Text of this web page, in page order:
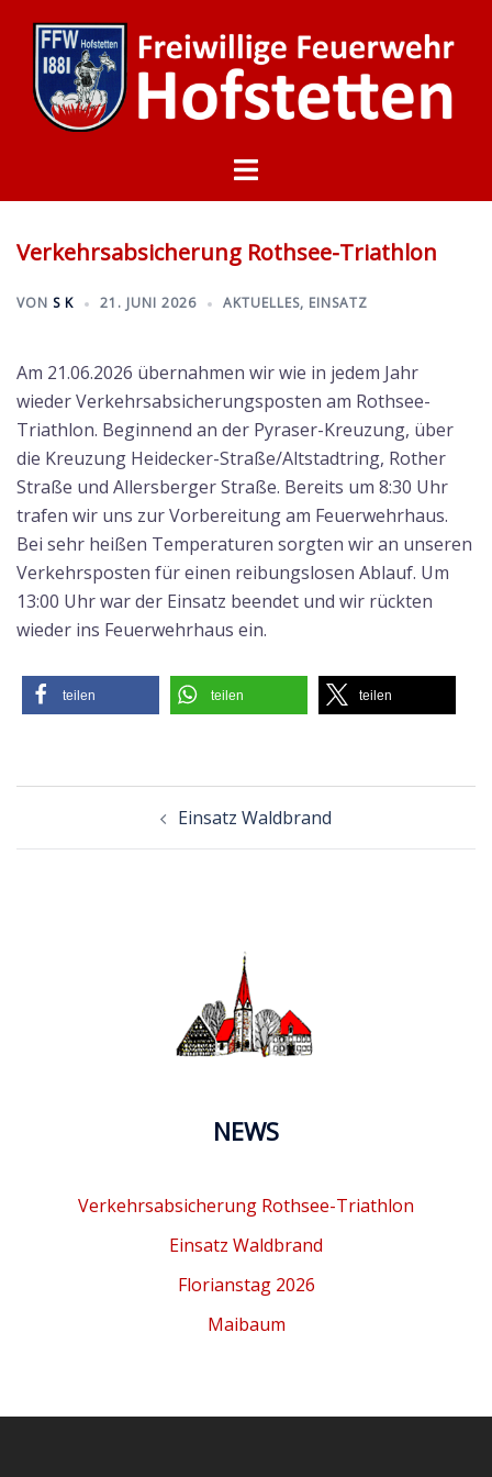
Inhalt
springen
Menü
Verkehrsabsicherung Rothsee-Triathlon
VON S K 21. JUNI 2026 AKTUELLES, EINSATZ
Am 21.06.2026 übernahmen wir wie in jedem Jahr
wieder Verkehrsabsicherungsposten am Rothsee-
Triathlon. Beginnend an der Pyraser-Kreuzung, über
die Kreuzung Heidecker-Straße/Altstadtring, Rother
Straße und Allersberger Straße. Bereits um 8:30 Uhr
trafen wir uns zur Vorbereitung am Feuerwehrhaus.
Bei sehr heißen Temperaturen sorgten wir an unseren
Verkehrsposten für einen reibungslosen Ablauf. Um
13:00 Uhr war der Einsatz beendet und wir rückten
wieder ins Feuerwehrhaus ein.
teilen teilen teilen
BeitragsnavigationEinsatz Waldbrand
NEWS
Verkehrsabsicherung Rothsee-Triathlon
Einsatz Waldbrand
Florianstag 2026
Maibaum